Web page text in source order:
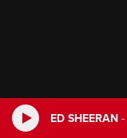
ED SHEERAN -